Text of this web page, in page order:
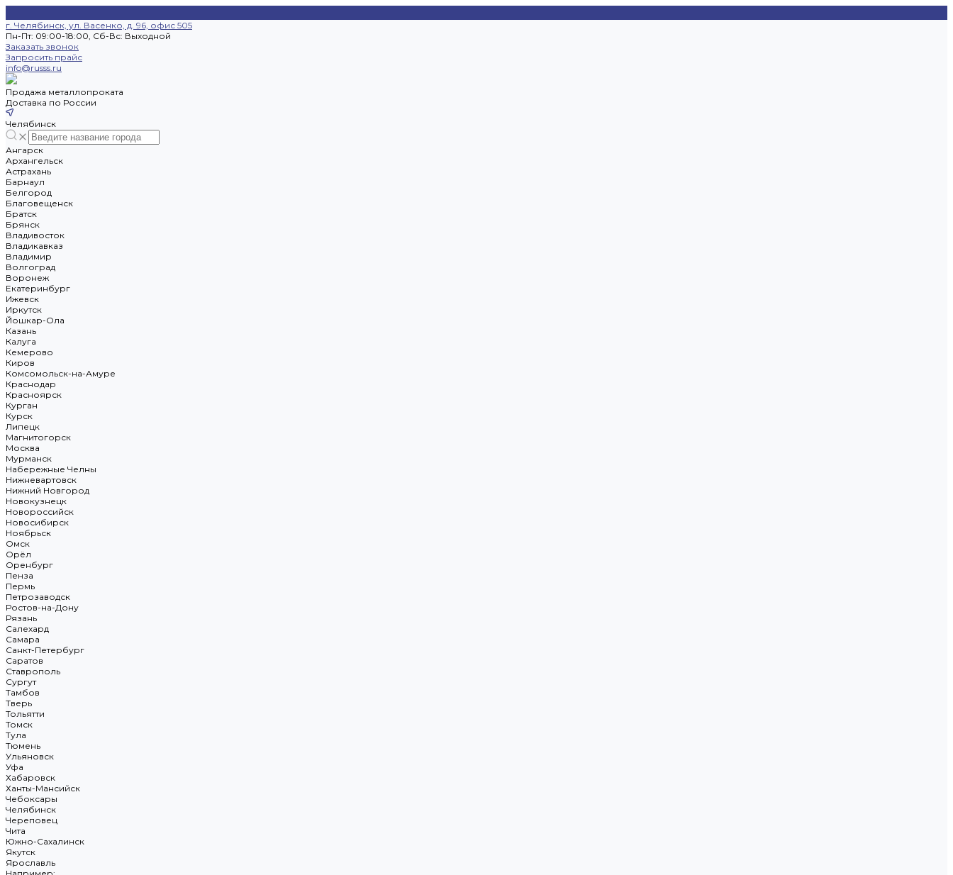
г. Челябинск, ул. Васенко, д. 96, офис 505
Пн-Пт: 09:00-18:00, Cб-Вс: Выходной
Заказать звонок
Запросить прайс
info@russs.ru
Продажа металлопроката
Доставка по России
Челябинск
Ангарск
Архангельск
Астрахань
Барнаул
Белгород
Благовещенск
Братск
Брянск
Владивосток
Владикавказ
Владимир
Волгоград
Воронеж
Екатеринбург
Ижевск
Иркутск
Йошкар-Ола
Казань
Калуга
Кемерово
Киров
Комсомольск-на-Амуре
Краснодар
Красноярск
Курган
Курск
Липецк
Магнитогорск
Москва
Мурманск
Набережные Челны
Нижневартовск
Нижний Новгород
Новокузнецк
Новороссийск
Новосибирск
Ноябрьск
Омск
Орёл
Оренбург
Пенза
Пермь
Петрозаводск
Ростов-на-Дону
Рязань
Салехард
Самара
Санкт-Петербург
Саратов
Ставрополь
Сургут
Тамбов
Тверь
Тольятти
Томск
Тула
Тюмень
Ульяновск
Уфа
Хабаровск
Ханты-Мансийск
Чебоксары
Челябинск
Череповец
Чита
Южно-Сахалинск
Якутск
Ярославль